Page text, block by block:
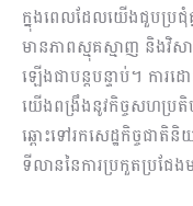
ក្នុងពេលដែលយើងជួបប្រ
មានភាពស្មុគស្មាញ និងវិ
ឡើងជាបន្តបន្ទាប់។ ការ
យើងពង្រឹងនូវកិច្ចសហប្រតិ
ឆ្ពោះទៅរកសេដ្ឋកិច្ចជាតិ
ទីលាននៃការប្រកួតប្រជែង